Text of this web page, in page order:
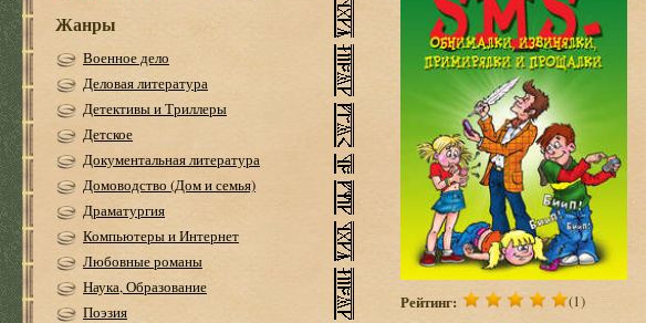
Жанры
Военное дело
Деловая литература
Детективы и Триллеры
Детское
Документальная литература
Домоводство (Дом и семья)
Драматургия
Компьютеры и Интернет
Любовные романы
Наука, Образование
Поэзия
Рейтинг: (1)